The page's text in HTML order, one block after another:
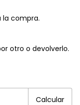
la compra.
otro o devolverlo.
Calcular